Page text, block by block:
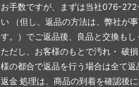
お手数ですが、まずは当社076-
い （但し、返品の方法は、弊社が
す。）でご返品後、良品と交換もし
ただし、お客様のもとで汚れ・ 破
様の都合で返品を行う場合は全て返
返金 処理は、商品の到着を確認後